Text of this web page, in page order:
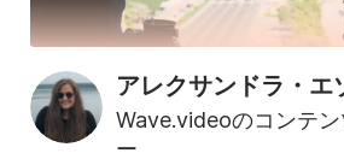
アレクサンドラ・エ
Wave.videoのコンテ
ー